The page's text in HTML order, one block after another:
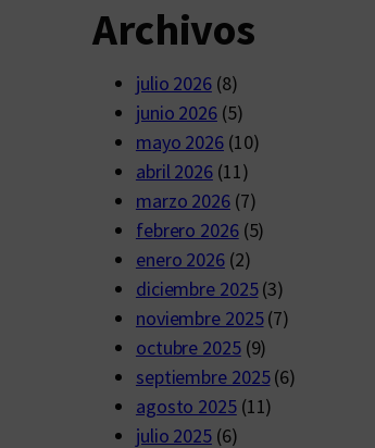
Archivos
julio 2026(8)
junio 2026(5)
mayo 2026 (10)
abril 2026(11)
marzo 2026(7)
febrero 2026(5)
enero 2026(2)
diciembre 2025(3)
noviembre 2025(7)
octubre 2025(9)
septiembre 2025(6)
agosto 2025(11)
julio 2025(6)